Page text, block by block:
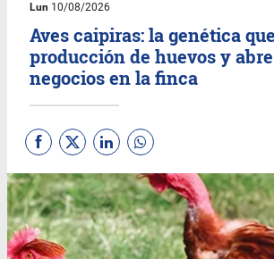
Lun 10/08/2026
Aves caipiras: la genética
producción de huevos y
negocios en la finca